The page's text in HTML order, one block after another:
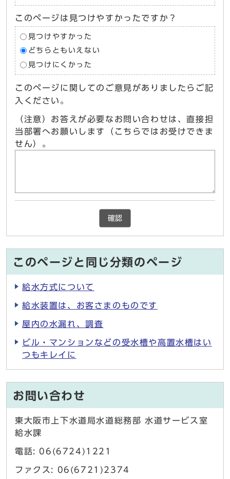
このページは見つけやすかったですか？
見つけやすかった
どちらともいえない
見つけにくかった
このページに関してのご意見がありましたらご記
入ください。
（注意）お答えが必要なお問い合わせは、直接担
当部署へお願いします（こちらではお受けできま
せん）。
確認
このページと同じ分類のページ
給水方式について
給水装置は、お客さまのものです
屋内の水漏れ、調査
ビル・マンションなどの受水槽や高置水槽はい
つもキレイに
お問い合わせ
東大阪市上下水道局水道総務部 水道サービス室
給水課
電話: 06(6724)1221
ファクス: 06(6721)2374